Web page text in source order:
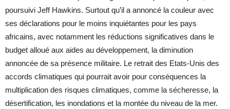
poursuivi Jeff Hawkins. Surtout qu’il a annoncé la couleur avec
ses déclarations pour le moins inquiétantes pour les pays
africains, avec notamment les réductions significatives dans le
budget alloué aux aides au développement, la diminution
annoncée de sa présence militaire. Le retrait des Etats-Unis des
accords climatiques qui pourrait avoir pour conséquences la
multiplication des risques climatiques, comme la sécheresse, la
désertification, les inondations et la montée du niveau de la mer.